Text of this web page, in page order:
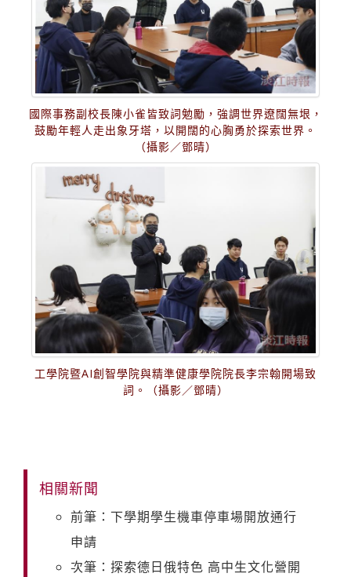
國際事務副校長陳小雀皆致詞勉勵，強調世界遼闊無垠，
鼓勵年輕人走出象牙塔，以開闊的心胸勇於探索世界。
（攝影／鄧晴）
工學院暨AI創智學院與精準健康學院院長李宗翰開場致
詞。（攝影／鄧晴）
相關新聞
前筆：下學期學生機車停車場開放通行
申請
次筆：探索德日俄特色 高中生文化營開